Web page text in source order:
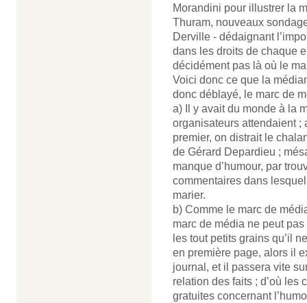
Morandini pour illustrer la
Thuram, nouveaux
Derville - dédaignant
dans les droits de chaque
décidément pas là où le
Voici donc ce que la
donc déblayé, le marc de
a) Il y avait du monde à la
organisateurs attendaient ;
premier, on distrait le
de Gérard Depardieu ;
manque d’humour, par
commentaires dans
marier.
b) Comme le marc de
marc de média ne peut
les tout petits grains qu’il
en première page, alors il
journal, et il passera vite
relation des faits ; d’où les
gratuites concernant